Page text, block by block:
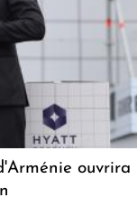
ouvrira